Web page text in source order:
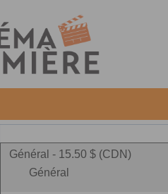
Général - 15.50 $ (CDN)
Général